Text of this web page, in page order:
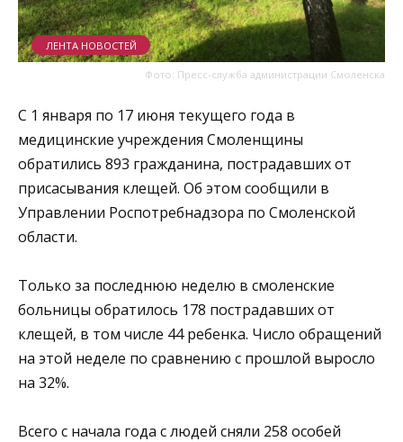
Фото: Пресс-служба администрации Смоленска
ЛЕНТА НОВОСТЕЙ
С 1 января по 17 июня текущего года в
медицинские учреждения Смоленщины
обратились 893 гражданина, пострадавших от
присасывания клещей. Об этом сообщили в
Управлении Роспотребнадзора по Смоленской
области.
Только за последнюю неделю в смоленские
больницы обратилось 178 пострадавших от
клещей, в том числе 44 ребенка. Число обращений
на этой неделе по сравнению с прошлой выросло
на 32%.
Всего с начала года с людей сняли 258 особей